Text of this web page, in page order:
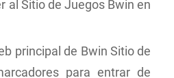
al Sitio de Juegos Bwin en
principal de Bwin Sitio de
para entrar de